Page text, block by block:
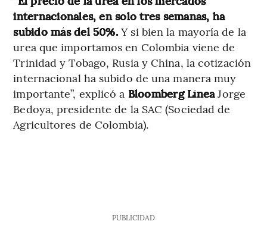
internacionales, en solo tres semanas, ha
subido más del 50%.Y si bien la mayoría de la
urea que importamos en Colombia viene de
Trinidad y Tobago, Rusia y China, la cotización
internacional ha subido de una manera muy
importante”, explicó a Bloomberg LíneaJorge
Bedoya, presidente de la SAC (Sociedad de
Agricultores de Colombia).
PUBLICIDAD